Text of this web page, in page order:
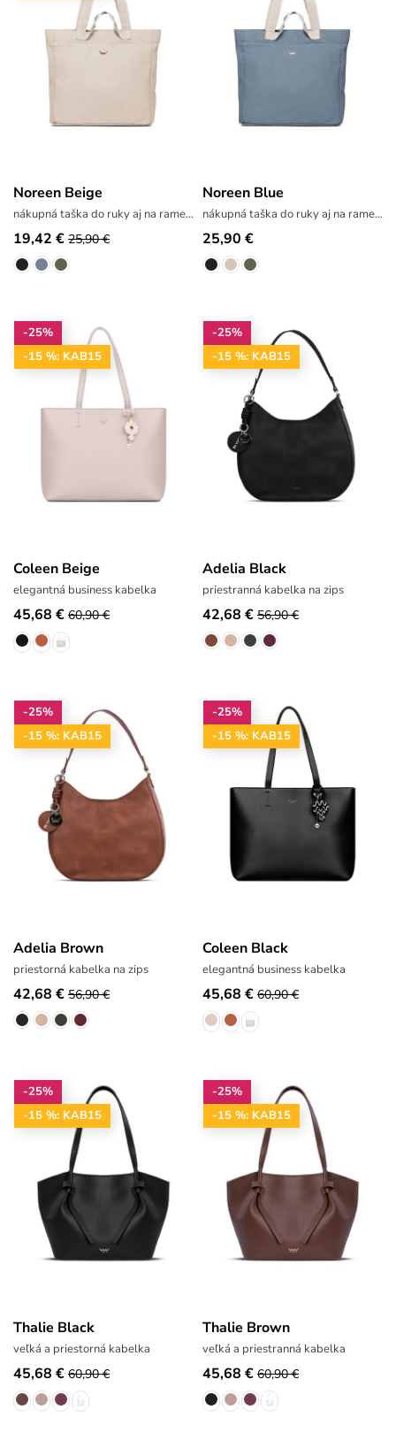
Noreen Beige
nákupná taška do ruky aj na rameno
19,42 € 25,90 €
Noreen Blue
nákupná taška do ruky aj na rameno
25,90 €
-25%
-15 %: KAB15
Coleen Beige
elegantná business kabelka
45,68 € 60,90 €
-25%
-15 %: KAB15
Adelia Black
priestranná kabelka na zips
42,68 € 56,90 €
-25%
-15 %: KAB15
Adelia Brown
priestorná kabelka na zips
42,68 € 56,90 €
-25%
-15 %: KAB15
Coleen Black
elegantná business kabelka
45,68 € 60,90 €
-25%
-15 %: KAB15
Thalie Black
veľká a priestorná kabelka
45,68 € 60,90 €
-25%
-15 %: KAB15
Thalie Brown
veľká a priestranná kabelka
45,68 € 60,90 €